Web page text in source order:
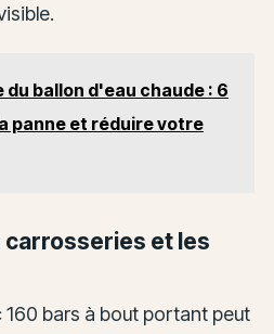
du ballon d'eau chaude : 6
panne et réduire votre
carrosseries et les
160 bars à bout portant peut